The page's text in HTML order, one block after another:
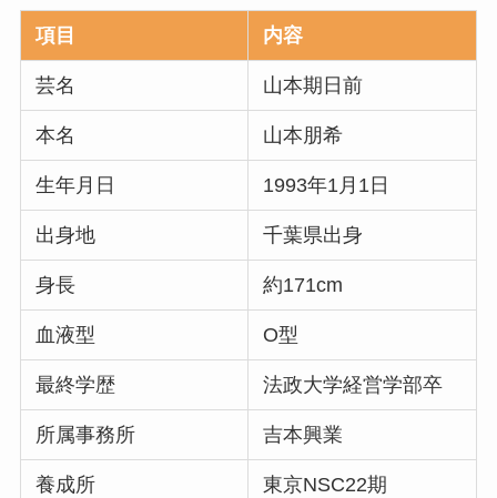
項目 内容
芸名 山本期日前
本名 山本朋希
生年月日 1993年1月1日
出身地 千葉県出身
身長 約171cm
血液型 O型
最終学歴 法政大学経営学部卒
所属事務所 吉本興業
養成所 東京NSC22期